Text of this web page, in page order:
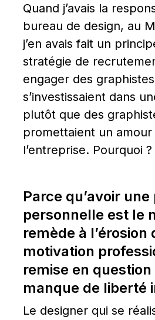
Quand j’avais la
bureau de design, au
j’en avais fait un
stratégie de
engager des
s’investissaient dans
plutôt que des
promettaient un amour
l’entreprise. Pourquoi ?
Parce qu’avoir une
personnelle est le
remède à l’érosion
motivation
remise en question
manque de liberté
Le designer qui se